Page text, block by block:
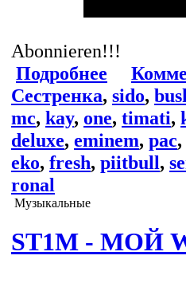
Abonnieren!!!
Подробнее
Сестренка, sido,
mc, kay, one, timati,
deluxe, eminem, pac,
eko, fresh, piitbull,
ronal
Музыкальные
ST1M - МОЙ